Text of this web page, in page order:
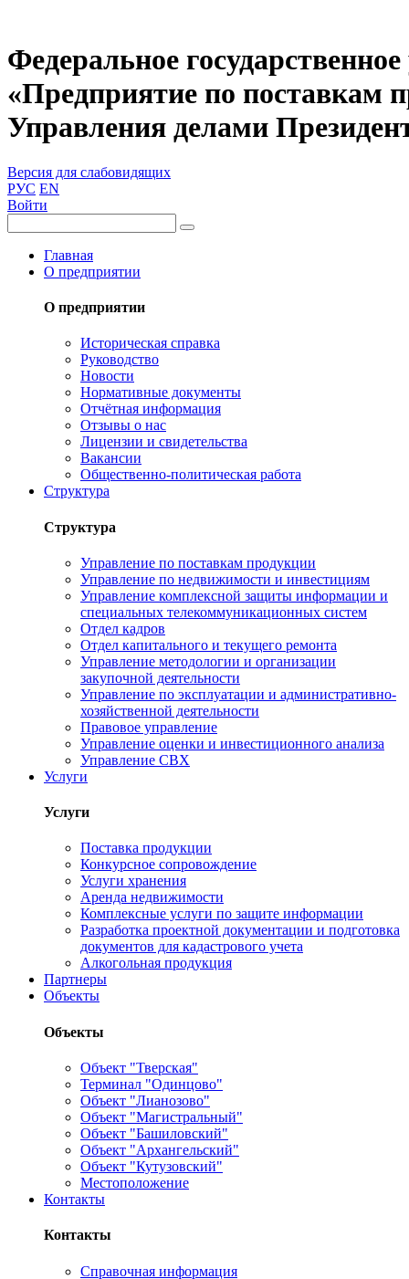
Федеральное
«Предприятие по поставкам
Управления делами
Версия для слабовидящих
РУС EN
Войти
Главная
О предприятии
О предприятии
Историческая справка
Руководство
Новости
Нормативные документы
Отчётная информация
Отзывы о нас
Лицензии и свидетельства
Вакансии
Общественно-политическая работа
Структура
Структура
Управление по поставкам продукции
Управление по недвижимости и инвестициям
Управление комплексной защиты информации и
специальных телекоммуникационных систем
Отдел кадров
Отдел капитального и текущего ремонта
Управление методологии и организации
закупочной деятельности
Управление по эксплуатации и административно-
хозяйственной деятельности
Правовое управление
Управление оценки и инвестиционного анализа
Управление СВХ
Услуги
Услуги
Поставка продукции
Конкурсное сопровождение
Услуги хранения
Аренда недвижимости
Комплексные услуги по защите информации
Разработка проектной документации и подготовка
документов для кадастрового учета
Алкогольная продукция
Партнеры
Объекты
Объекты
Объект "Тверская"
Терминал "Одинцово"
Объект "Лианозово"
Объект "Магистральный"
Объект "Башиловский"
Объект "Архангельский"
Объект "Кутузовский"
Местоположение
Контакты
Контакты
Справочная информация